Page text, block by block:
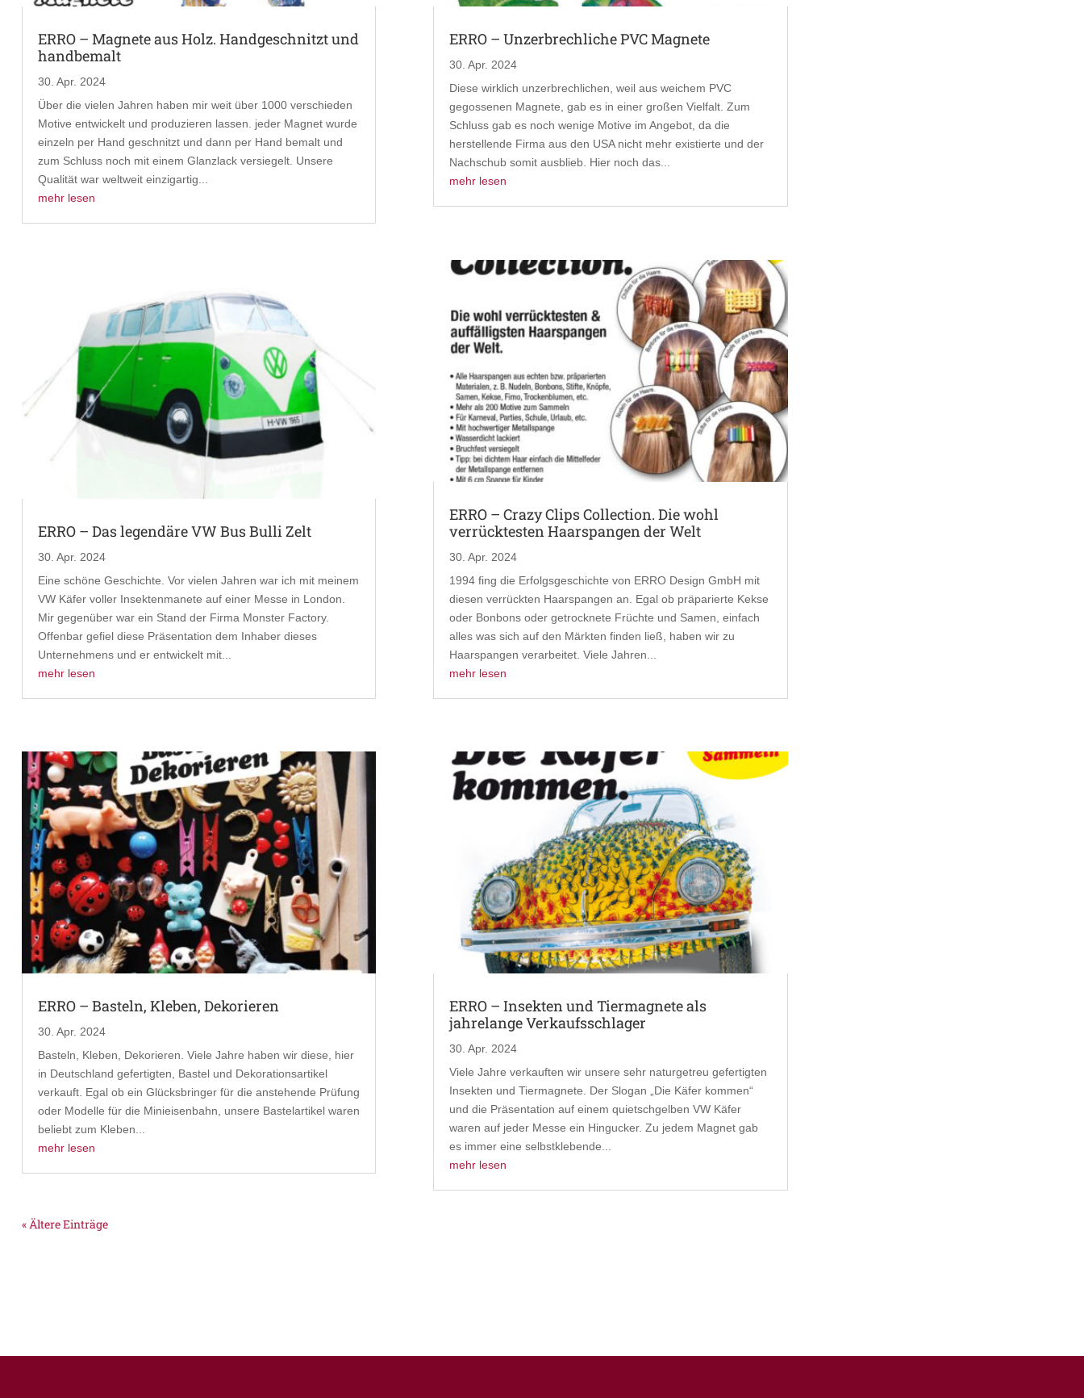
ERRO – Magnete aus Holz. Handgeschnitzt und
handbemalt
30. Apr. 2024
Über die vielen Jahren haben mir weit über 1000 verschieden
Motive entwickelt und produzieren lassen. jeder Magnet wurde
einzeln per Hand geschnitzt und dann per Hand bemalt und
zum Schluss noch mit einem Glanzlack versiegelt. Unsere
Qualität war weltweit einzigartig...
mehr lesen
ERRO – Das legendäre VW Bus Bulli Zelt
30. Apr. 2024
Eine schöne Geschichte. Vor vielen Jahren war ich mit meinem
VW Käfer voller Insektenmanete auf einer Messe in London.
Mir gegenüber war ein Stand der Firma Monster Factory.
Offenbar gefiel diese Präsentation dem Inhaber dieses
Unternehmens und er entwickelt mit...
mehr lesen
ERRO – Basteln, Kleben, Dekorieren
30. Apr. 2024
Basteln, Kleben, Dekorieren. Viele Jahre haben wir diese, hier
in Deutschland gefertigten, Bastel und Dekorationsartikel
verkauft. Egal ob ein Glücksbringer für die anstehende Prüfung
oder Modelle für die Minieisenbahn, unsere Bastelartikel waren
beliebt zum Kleben...
mehr lesen
ERRO – Unzerbrechliche PVC Magnete
30. Apr. 2024
Diese wirklich unzerbrechlichen, weil aus weichem PVC
gegossenen Magnete, gab es in einer großen Vielfalt. Zum
Schluss gab es noch wenige Motive im Angebot, da die
herstellende Firma aus den USA nicht mehr existierte und der
Nachschub somit ausblieb. Hier noch das...
mehr lesen
ERRO – Crazy Clips Collection. Die wohl
verrücktesten Haarspangen der Welt
30. Apr. 2024
1994 fing die Erfolgsgeschichte von ERRO Design GmbH mit
diesen verrückten Haarspangen an. Egal ob präparierte Kekse
oder Bonbons oder getrocknete Früchte und Samen, einfach
alles was sich auf den Märkten finden ließ, haben wir zu
Haarspangen verarbeitet. Viele Jahren...
mehr lesen
ERRO – Insekten und Tiermagnete als
jahrelange Verkaufsschlager
30. Apr. 2024
Viele Jahre verkauften wir unsere sehr naturgetreu gefertigten
Insekten und Tiermagnete. Der Slogan „Die Käfer kommen“
und die Präsentation auf einem quietschgelben VW Käfer
waren auf jeder Messe ein Hingucker. Zu jedem Magnet gab
es immer eine selbstklebende...
mehr lesen
« Ältere Einträge